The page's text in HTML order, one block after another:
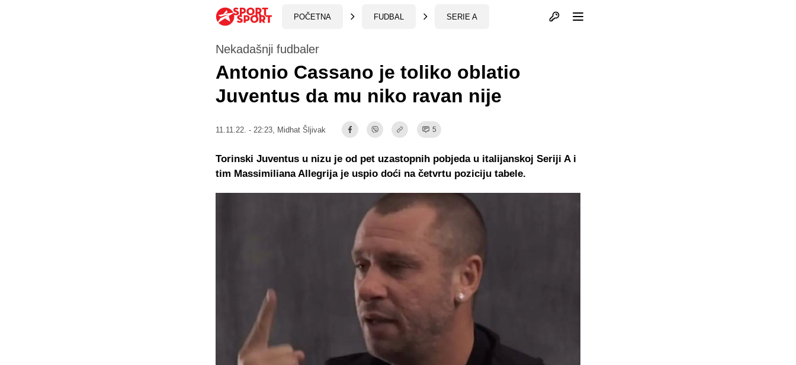
POČETNA FUDBAL SERIE A Otvori profil
Nekadašnji fudbaler
Antonio Cassano je toliko oblatio
Juventus da mu niko ravan nije
11.11.22. - 22:23, Midhat Šljivak 5
Torinski Juventus u nizu je od pet uzastopnih pobjeda u italijanskoj Seriji A i
tim Massimiliana Allegrija je uspio doći na četvrtu poziciju tabele.